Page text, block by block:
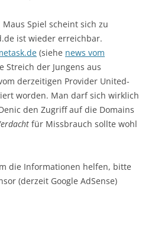
Spiel scheint sich zu
ist wieder erreichbar.
(siehe news vom
Streich der Jungens aus
derzeitigen Provider United-
worden. Man darf sich wirklich
den Zugriff auf die Domains
für Missbrauch sollte wohl
die Informationen helfen, bitte
(derzeit Google AdSense)